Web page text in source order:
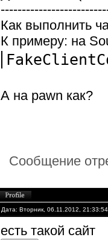
Как выполнить
К примеру: на
А на pawn как?
Сообщение
Дата: Вторник, 06.11.2012,
есть такой сайт